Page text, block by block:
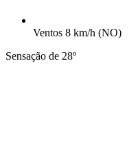
Ventos 8 km/h (NO)
Sensação de 28º